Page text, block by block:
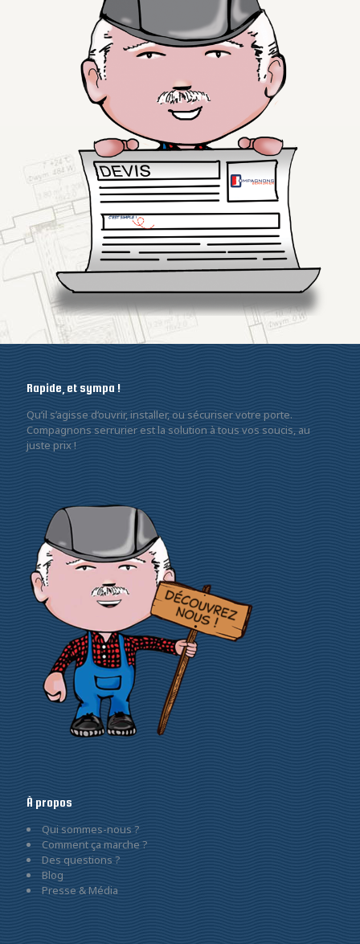
Rapide, et sympa !
Qu’il s’agisse d’ouvrir, installer, ou sécuriser votre porte.
Compagnons serrurier est la solution à tous vos soucis, au
juste prix !
À propos
Qui sommes-nous ?
Comment ça marche ?
Des questions ?
Blog
Presse & Média